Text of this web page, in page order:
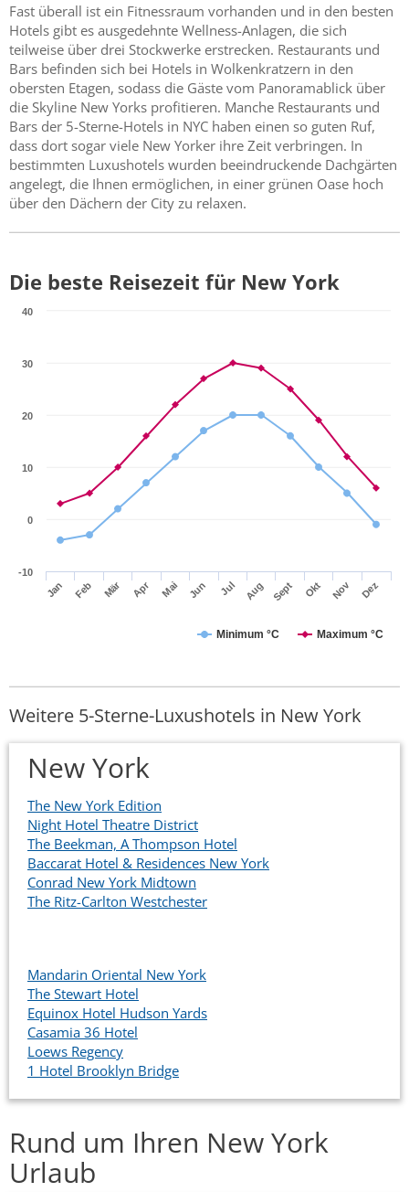
Fast überall ist ein Fitnessraum vorhanden und in den besten
Hotels gibt es ausgedehnte Wellness-Anlagen, die sich
teilweise über drei Stockwerke erstrecken. Restaurants und
Bars befinden sich bei Hotels in Wolkenkratzern in den
obersten Etagen, sodass die Gäste vom Panoramablick über
die Skyline New Yorks profitieren. Manche Restaurants und
Bars der 5-Sterne-Hotels in NYC haben einen so guten Ruf,
dass dort sogar viele New Yorker ihre Zeit verbringen. In
bestimmten Luxushotels wurden beeindruckende Dachgärten
angelegt, die Ihnen ermöglichen, in einer grünen Oase hoch
über den Dächern der City zu relaxen.
Die beste Reisezeit für New York
Minimum °C Maximum °C
Jan Feb Mär Apr Mai Jun Jul Aug Sept Okt Nov Dez
-10
0
10
20
30
40
Weitere 5-Sterne-Luxushotels in New York
New York
The New York Edition
Night Hotel Theatre District
The Beekman, A Thompson Hotel
Baccarat Hotel & Residences New York
Conrad New York Midtown
The Ritz-Carlton Westchester
Mandarin Oriental New York
The Stewart Hotel
Equinox Hotel Hudson Yards
Casamia 36 Hotel
Loews Regency
1 Hotel Brooklyn Bridge
Rund um Ihren New York
Urlaub